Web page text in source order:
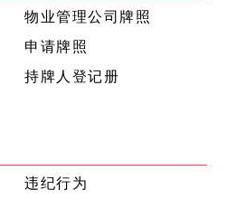
物业管理公司牌照
申请牌照
持牌人登记册
违纪行为